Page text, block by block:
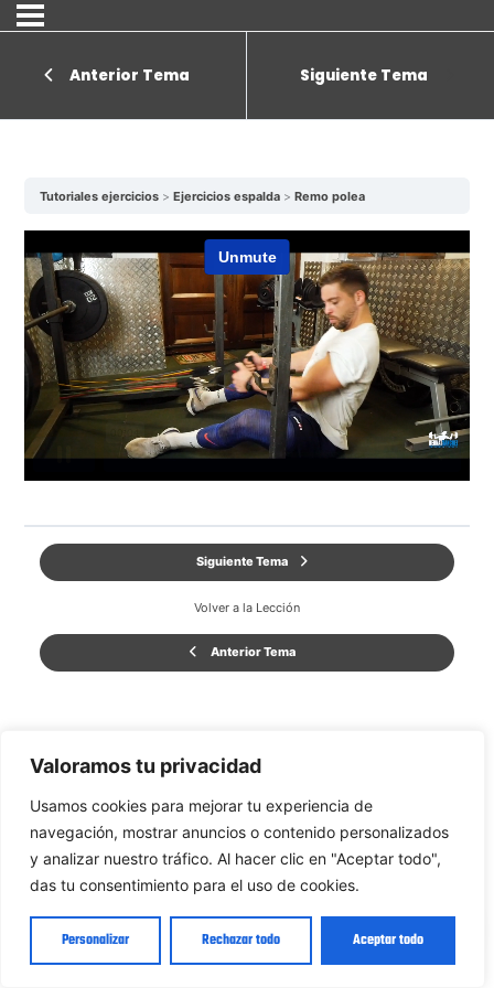
Valoramos tu privacidad
Usamos cookies para mejorar tu experiencia de
navegación, mostrar anuncios o contenido personalizados
y analizar nuestro tráfico. Al hacer clic en "Aceptar todo",
das tu consentimiento para el uso de cookies.
Personalizar Rechazar todo Aceptar todo
Anterior Tema Siguiente Tema
Tutoriales ejercicios Ejercicios espalda Remo polea
Anterior Tema
Volver a la Lección
Siguiente Tema
Hola 👋 ¿Puedo ayudarte en algo?